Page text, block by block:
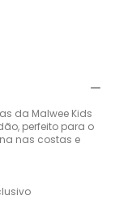
da Malwee Kids
perfeito para o
nas costas e